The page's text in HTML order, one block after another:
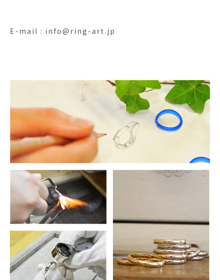
E-mail : info@ring-art.jp